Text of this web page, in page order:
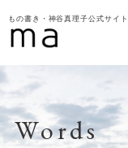
もの書き・神谷真理子公式サイト
Words